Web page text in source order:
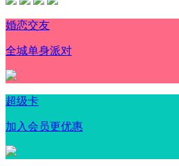
婚恋交友
全城单身派对
超级卡
加入会员更优惠